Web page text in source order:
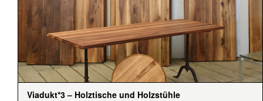
Viadukt*3 – Holztische und Holzstühle